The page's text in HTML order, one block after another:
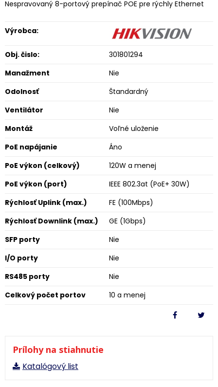
Nespravovaný 8-portový prepínač POE pre rýchly Ethernet
Výrobca:
Obj. čislo:
301801294
Manažment
Nie
Odolnosť
Štandardný
Ventilátor
Nie
Montáž
Voľné uloženie
PoE napájanie
Áno
PoE výkon (celkový)
120W a menej
PoE výkon (port)
IEEE 802.3at (PoE+ 30W)
Rýchlosť Uplink (max.)
FE (100Mbps)
Rýchlosť Downlink (max.)
GE (1Gbps)
SFP porty
Nie
I/O porty
Nie
RS485 porty
Nie
Celkový počet portov
10 a menej
Prílohy na stiahnutie
Katalógový list